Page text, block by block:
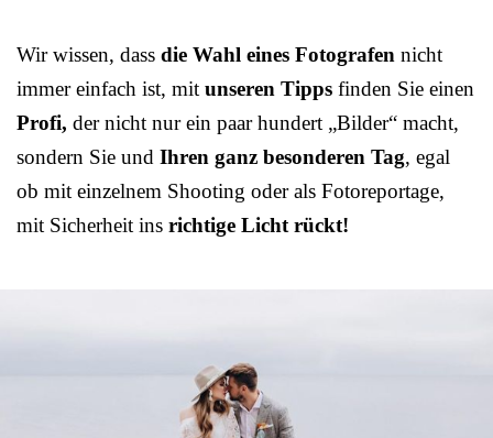
Wir wissen, dass die Wahl eines Fotografen nicht
immer einfach ist, mit unseren Tipps finden Sie einen
Profi, der nicht nur ein paar hundert „Bilder“ macht,
sondern Sie und Ihren ganz besonderen Tag, egal
ob mit einzelnem Shooting oder als Fotoreportage,
mit Sicherheit ins richtige Licht rückt!